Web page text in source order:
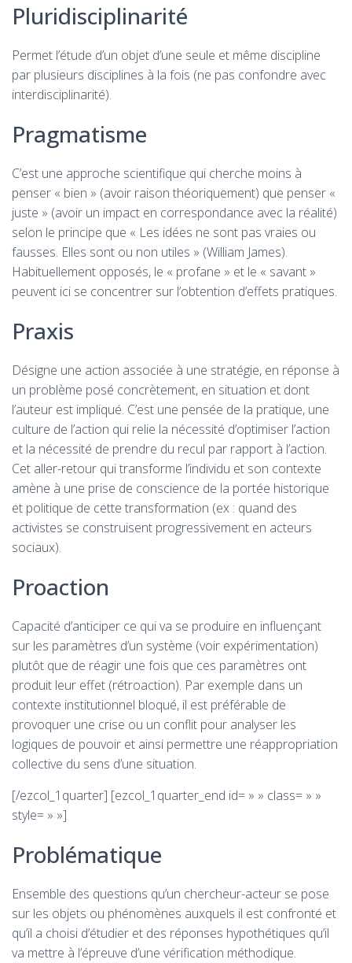
Pluridisciplinarité
Permet l’étude d’un objet d’une seule et même discipline
par plusieurs disciplines à la fois (ne pas confondre avec
interdisciplinarité).
Pragmatisme
C’est une approche scientifique qui cherche moins à
penser « bien » (avoir raison théoriquement) que penser «
juste » (avoir un impact en correspondance avec la réalité)
selon le principe que « Les idées ne sont pas vraies ou
fausses. Elles sont ou non utiles » (William James).
Habituellement opposés, le « profane » et le « savant »
peuvent ici se concentrer sur l’obtention d’effets pratiques.
Praxis
Désigne une action associée à une stratégie, en réponse à
un problème posé concrètement, en situation et dont
l’auteur est impliqué. C’est une pensée de la pratique, une
culture de l’action qui relie la nécessité d’optimiser l’action
et la nécessité de prendre du recul par rapport à l’action.
Cet aller-retour qui transforme l’individu et son contexte
amène à une prise de conscience de la portée historique
et politique de cette transformation (ex : quand des
activistes se construisent progressivement en acteurs
sociaux).
Proaction
Capacité d’anticiper ce qui va se produire en influençant
sur les paramètres d’un système (voir expérimentation)
plutôt que de réagir une fois que ces paramètres ont
produit leur effet (rétroaction). Par exemple dans un
contexte institutionnel bloqué, il est préférable de
provoquer une crise ou un conflit pour analyser les
logiques de pouvoir et ainsi permettre une réappropriation
collective du sens d’une situation.
[/ezcol_1quarter] [ezcol_1quarter_end id= » » class= » »
style= » »]
Problématique
Ensemble des questions qu’un chercheur-acteur se pose
sur les objets ou phénomènes auxquels il est confronté et
qu’il a choisi d’étudier et des réponses hypothétiques qu’il
va mettre à l’épreuve d’une vérification méthodique.